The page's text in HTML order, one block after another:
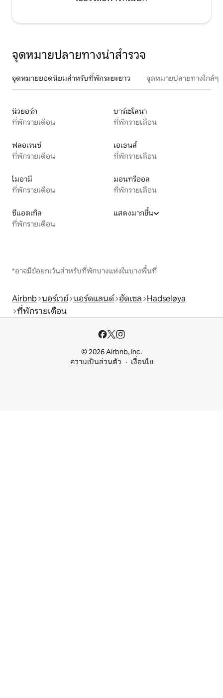
จุดหมายปลายทางน่าสำรวจ
จุดหมายยอดนิยมสำหรับที่พักระยะยาว จุดหมายปลายทางใกล้ๆ
นิวยอร์ก
ที่พักรายเดือน
บาร์เซโลนา
ที่พักรายเดือน
ฟลอเรนซ์
ที่พักรายเดือน
เอเธนส์
ที่พักรายเดือน
ไมอามี
ที่พักรายเดือน
มอนทรีออล
ที่พักรายเดือน
ซีแอตเทิล
ที่พักรายเดือน
แสดงมากขึ้น
*อาจมีข้อยกเว้นสำหรับที่พักบางแห่งในบางพื้นที่
Airbnb นอร์เวย์ นอร์ดแลนด์ ฮัดเซล Hadseløya
ที่พักรายเดือน
© 2026 Airbnb, Inc.
ความเป็นส่วนตัว
เงื่อนไข